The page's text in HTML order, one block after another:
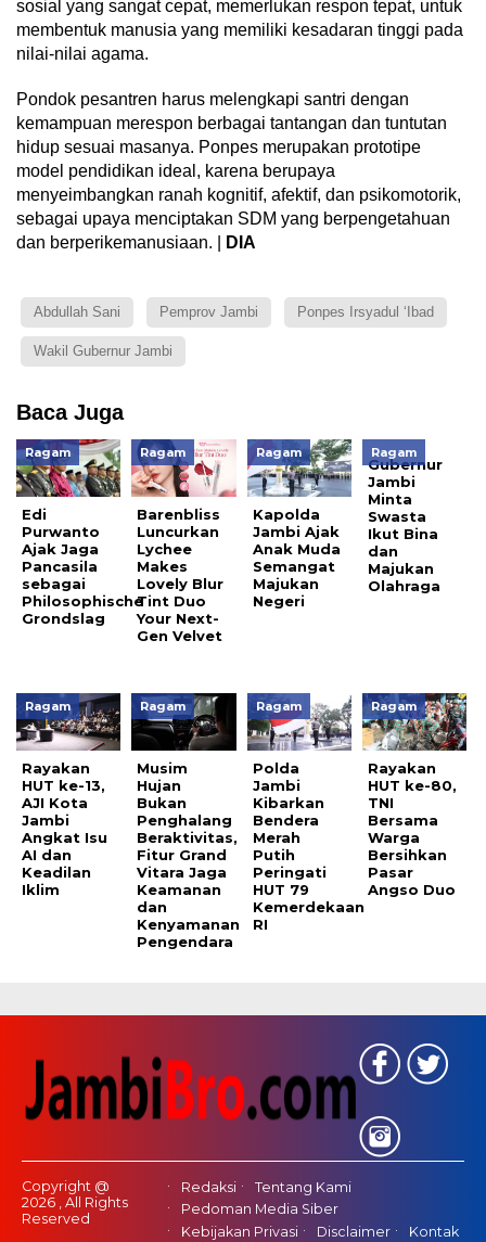
sosial yang sangat cepat, memerlukan respon tepat, untuk
membentuk manusia yang memiliki kesadaran tinggi pada
nilai-nilai agama.
Pondok pesantren harus melengkapi santri dengan
kemampuan merespon berbagai tantangan dan tuntutan
hidup sesuai masanya. Ponpes merupakan prototipe
model pendidikan ideal, karena berupaya
menyeimbangkan ranah kognitif, afektif, dan psikomotorik,
sebagai upaya menciptakan SDM yang berpengetahuan
dan berperikemanusiaan. |
DIA
Abdullah Sani Pemprov Jambi Ponpes Irsyadul ‘Ibad
Wakil Gubernur Jambi
Baca Juga
Ragam
Edi
Purwanto
Ajak Jaga
Pancasila
sebagai
Philosophische
Grondslag
Ragam
Barenbliss
Luncurkan
Lychee
Makes
Lovely Blur
Tint Duo
Your Next-
Gen Velvet
Ragam
Kapolda
Jambi Ajak
Anak Muda
Semangat
Majukan
Negeri
Ragam
Gubernur
Jambi
Minta
Swasta
Ikut Bina
dan
Majukan
Olahraga
Ragam
Rayakan
HUT ke-13,
AJI Kota
Jambi
Angkat Isu
AI dan
Keadilan
Iklim
Ragam
Musim
Hujan
Bukan
Penghalang
Beraktivitas,
Fitur Grand
Vitara Jaga
Keamanan
dan
Kenyamanan
Pengendara
Ragam
Polda
Jambi
Kibarkan
Bendera
Merah
Putih
Peringati
HUT 79
Kemerdekaan
RI
Ragam
Rayakan
HUT ke-80,
TNI
Bersama
Warga
Bersihkan
Pasar
Angso Duo
Copyright @
2026 , All Rights
Reserved
Redaksi
Tentang Kami
Pedoman Media Siber
Kebijakan Privasi
Disclaimer Kontak